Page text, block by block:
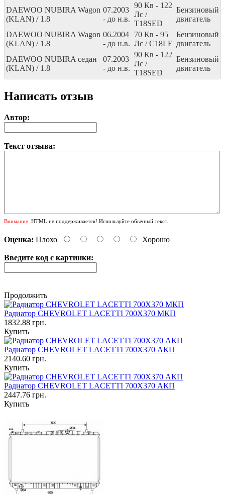
DAEWOO NUBIRA Wagon
(KLAN) / 1.8
07.2003
- до н.в.
90 Кв - 122
Лс /
T18SED
Бензиновый
двигатель
DAEWOO NUBIRA Wagon
(KLAN) / 1.8
06.2004
- до н.в.
70 Кв - 95
Лс / C18LE
Бензиновый
двигатель
DAEWOO NUBIRA седан
(KLAN) / 1.8
07.2003
- до н.в.
90 Кв - 122
Лс /
T18SED
Бензиновый
двигатель
Написать отзыв
Автор:
Текст отзыва:
Внимание: HTML не поддерживается! Используйте обычный текст.
Оценка: Плохо Хорошо
Введите код с картинки:
Продолжить
Радиатор CHEVROLET LACETTI 700Х370 МКП
1832.88 грн.
Купить
Радиатор CHEVROLET LACETTI 700Х370 АКП
2140.60 грн.
Купить
Радиатор CHEVROLET LACETTI 700Х370 АКП
2447.76 грн.
Купить